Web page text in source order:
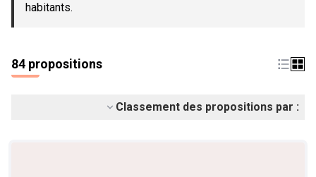
habitants.
84 propositions
Classement des propositions par :